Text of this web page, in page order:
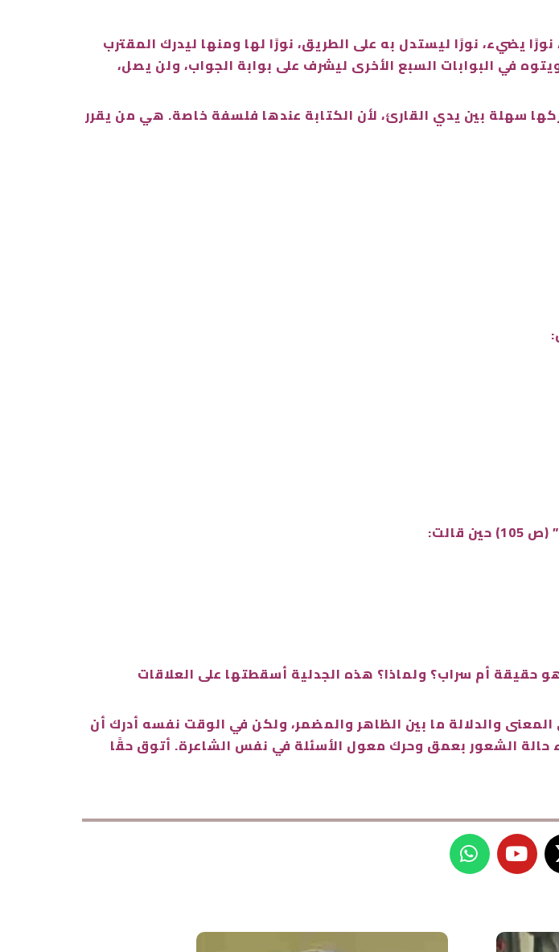
يضيء، نورًا ليستدل به على الطريق، نورًا لها ومنها ليدرك المقترب
في البوابات السبع الأخرى ليشرف على بوابة الجواب، ولن يصل،
سهلة بين يدي القارئ، لأن الكتابة عندها فلسفة خاصة. هي من يقرر
حقيقة أم سراب؟ ولماذا؟ هذه الجدلية أسقطتها على العلاقات
والدلالة ما بين الظاهر والمضمر، ولكن في الوقت نفسه أدرك أن
الشعور بعمق وحرك معول الأسئلة في نفس الشاعرة. أتوق حقًا
Y
o
u
u
b
W
h
a